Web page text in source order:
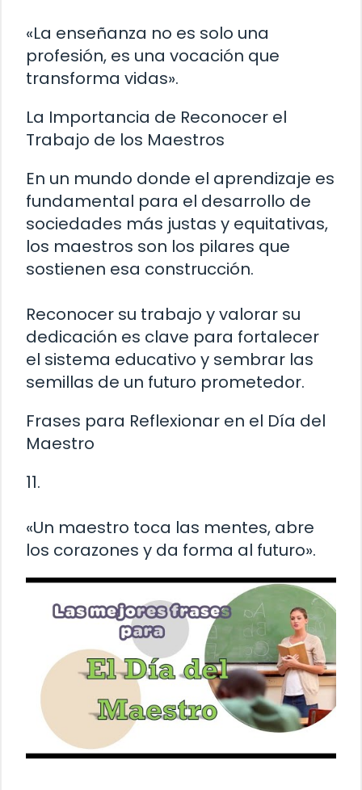
«La enseñanza no es solo una
profesión, es una vocación que
transforma vidas».
La Importancia de Reconocer el
Trabajo de los Maestros
En un mundo donde el aprendizaje es
fundamental para el desarrollo de
sociedades más justas y equitativas,
los maestros son los pilares que
sostienen esa construcción.
Reconocer su trabajo y valorar su
dedicación es clave para fortalecer
el sistema educativo y sembrar las
semillas de un futuro prometedor.
Frases para Reflexionar en el Día del
Maestro
11.
«Un maestro toca las mentes, abre
los corazones y da forma al futuro».